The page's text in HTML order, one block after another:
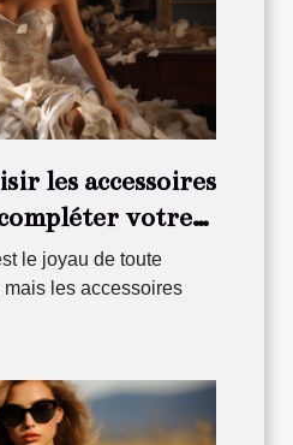
les accessoires
votre
à Bordeaux
le joyau de toute
les accessoires